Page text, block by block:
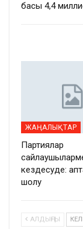
басы 4,4
ЖАҢАЛЫҚТАР
Партиялар
кездесуде:
шолу
АЛДЫҢҒЫ